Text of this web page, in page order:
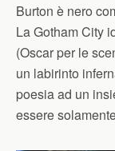
Burton è nero
La Gotham City
(Oscar per le
un labirinto
poesia ad un
essere